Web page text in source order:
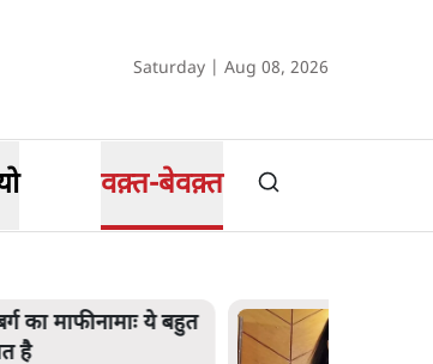
Saturday | Aug 08, 2026
वक़्त-बेवक़्त
महुआ मोइत्रा से SC ने कहा- ' अंडों से
क्यों डरती हैं? स्वतंत्रता सेनानी सीने पर